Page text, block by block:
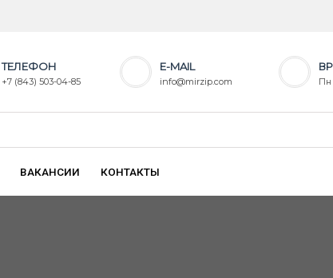
ТЕЛЕФОН
+7 (843) 503-04-85
E-MAIL
info@mirzip.com Пн
ВАКАНСИИ КОНТАКТЫ